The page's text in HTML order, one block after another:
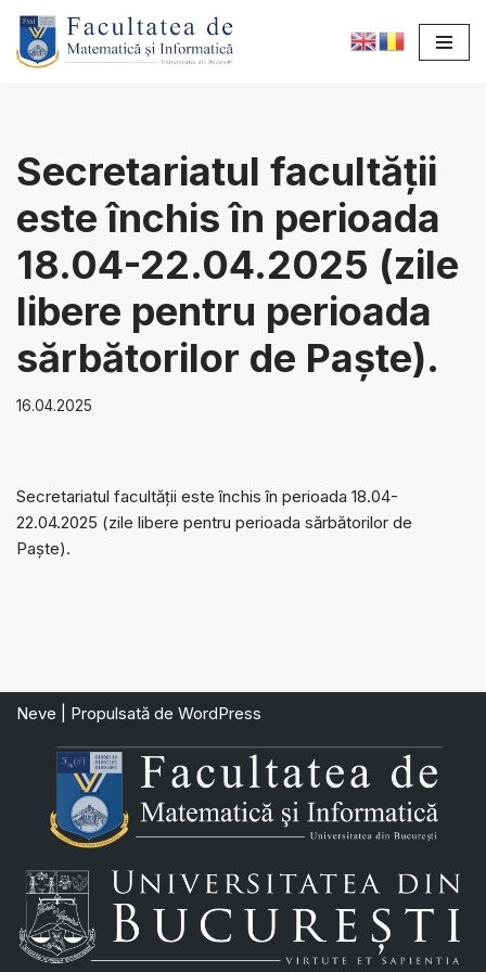
Sari
Secretariatul facultății
este închis în perioada
18.04-22.04.2025 (zile
libere pentru perioada
sărbătorilor de Paște).
16.04.2025
Secretariatul facultății este închis în perioada 18.04-
22.04.2025 (zile libere pentru perioada sărbătorilor de
Paște).
Neve | Propulsată de WordPress